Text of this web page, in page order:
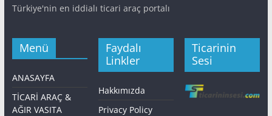
Türkiye'nin en iddialı ticari araç portalı
Menü
ANASAYFA
TİCARİ ARAÇ &
AĞIR VASITA
Faydalı
Linkler
Hakkımızda
Privacy Policy
Ticarinin
Sesi